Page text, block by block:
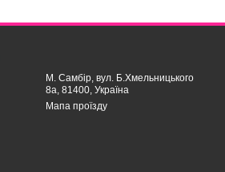
М. Самбір, вул. Б.Хмельницького
8а, 81400, Україна
Мапа проїзду